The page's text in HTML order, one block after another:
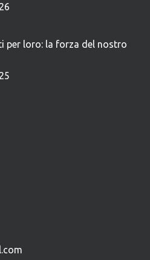
per loro: la forza del nostro